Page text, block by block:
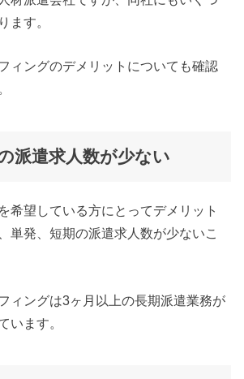
ます。
ィングのデメリットについても確認
派遣求人数が少ない
希望している方にとってデメリット
単発、短期の派遣求人数が少ないこ
ィングは3ヶ月以上の長期派遣業務が
います。